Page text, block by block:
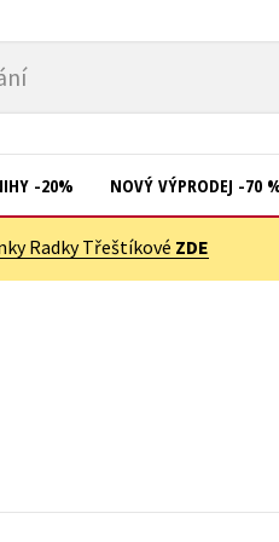
-20% NOVÝ VÝPRODEJ -70
Radky Třeštíkové ZDE